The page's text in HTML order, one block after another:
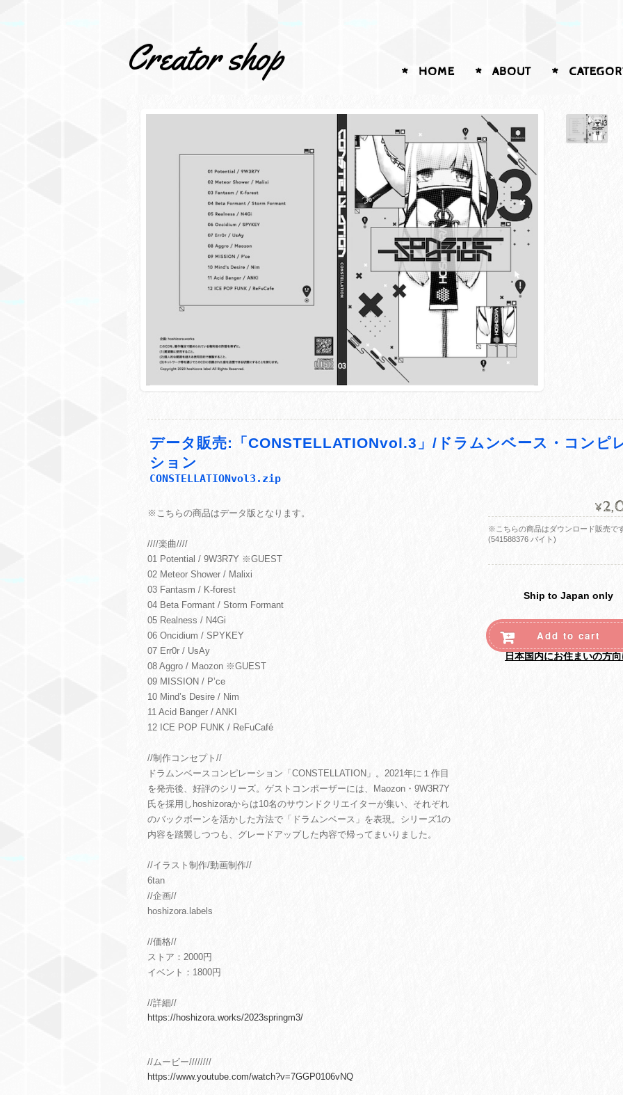
Creator shop HOME ABOUT
データ販売:「CONSTELLATIONvol.3」/ドラムンベース・コンピ
ション
CONSTELLATIONvol3.zip
※こちらの商品はデータ版となります。
////楽曲////
01 Potential / 9W3R7Y ※GUEST
02 Meteor Shower / Malixi
03 Fantasm / K-forest
04 Beta Formant / Storm Formant
05 Realness / N4Gi
06 Oncidium / SPYKEY
07 Err0r / UsAy
08 Aggro / Maozon ※GUEST
09 MISSION / P’ce
10 Mind’s Desire / Nim
11 Acid Banger / ANKI
12 ICE POP FUNK / ReFuCafé
//制作コンセプト//
ドラムンベースコンピレーション「CONSTELLATION」。2021年に１作目
を発売後、好評のシリーズ。ゲストコンポーザーには、Maozon・9W3R7Y
氏を採用しhoshizoraからは10名のサウンドクリエイターが集い、それぞれ
のバックボーンを活かした方法で「ドラムンベース」を表現。シリーズ1の
内容を踏襲しつつも、グレードアップした内容で帰ってまいりました。
//イラスト制作/動画制作//
6tan
//企画//
hoshizora.labels
//価格//
ストア：2000円
イベント：1800円
//詳細//
https://hoshizora.works/2023springm3/
//ムービー////////
https://www.youtube.com/watch?v=7GGP0106vNQ
¥
※こちらの商品はダウンロード販売で
(541588376 バイト)
Ship to Japan only
Add to cart
日本国内にお住まいの方